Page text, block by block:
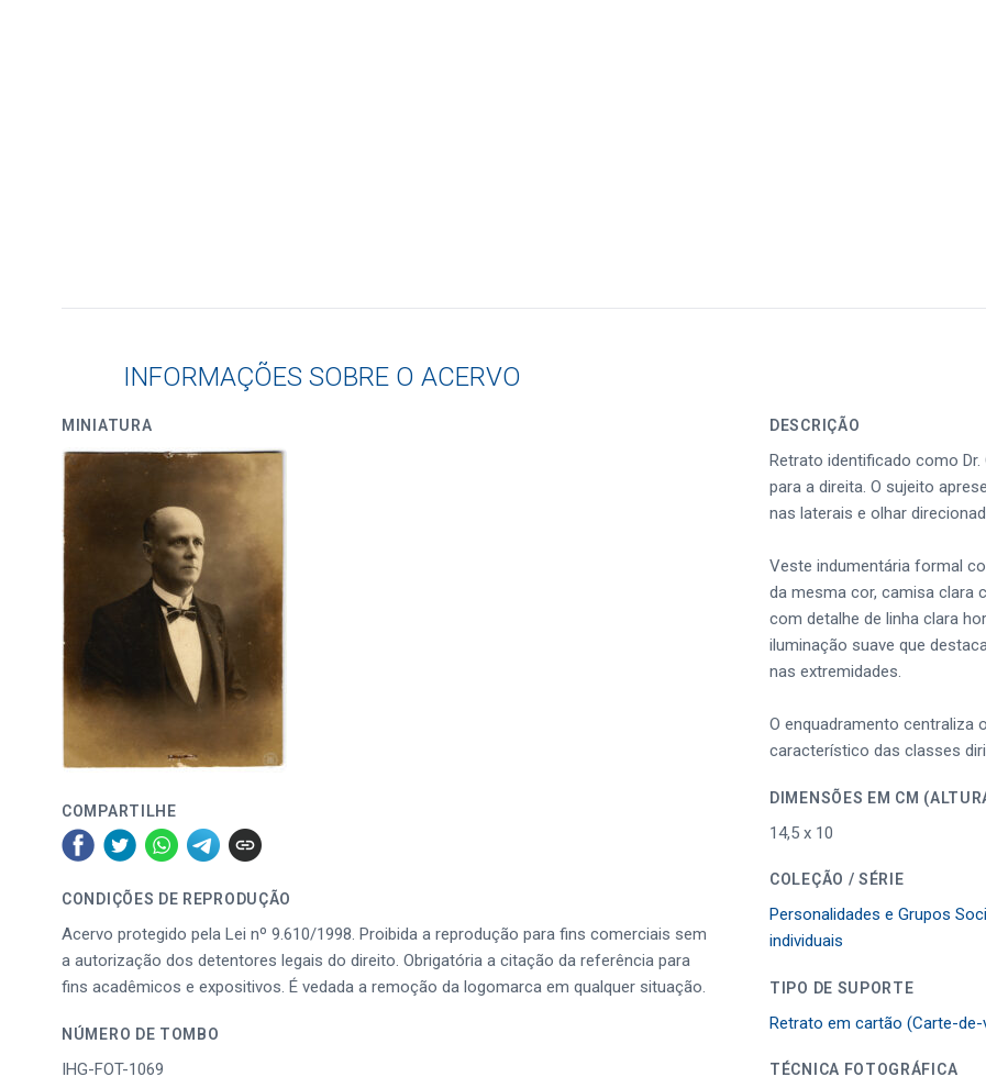
INFORMAÇÕES SOBRE O ACERVO
MINIATURA
COMPARTILHE
CONDIÇÕES DE REPRODUÇÃO
Acervo protegido pela Lei nº 9.610/1998. Proibida a reprodução para fins comerciais sem
a autorização dos detentores legais do direito. Obrigatória a citação da referência para
fins acadêmicos e expositivos. É vedada a remoção da logomarca em qualquer situação.
NÚMERO DE TOMBO
IHG-FOT-1069
DESCRIÇÃO
Retrato identificado como
para a direita. O sujeito
nas laterais e olhar
Veste indumentária formal
da mesma cor, camisa clara
com detalhe de linha clara
iluminação suave que
nas extremidades.
O enquadramento centraliza
característico das classes
DIMENSÕES EM CM
14,5 x 10
COLEÇÃO / SÉRIE
Personalidades e Grupos
individuais
TIPO DE SUPORTE
Retrato em cartão (Carte-de-
TÉCNICA FOTOGRÁFICA